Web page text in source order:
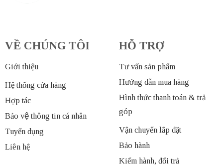
VỀ CHÚNG TÔI
Giới thiệu
Hệ thống cửa hàng
Hợp tác
Bảo vệ thông tin cá nhân
Tuyển dụng
Liên hệ
HỖ TRỢ
Tư vấn sản phẩm
Hướng dẫn mua hàng
Hình thức thanh toán & trả
góp
Vận chuyển lắp đặt
Bảo hành
Kiểm hành, đổi trả